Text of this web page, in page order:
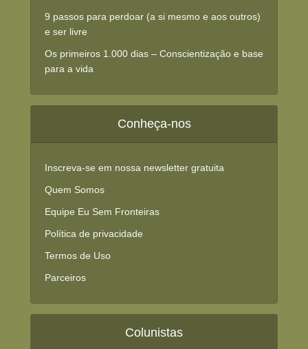
9 passos para perdoar (a si mesmo e aos outros)
e ser livre
Os primeiros 1.000 dias – Conscientização e base
para a vida
Conheça-nos
Inscreva-se em nossa newsletter gratuita
Quem Somos
Equipe Eu Sem Fronteiras
Política de privacidade
Termos de Uso
Parceiros
Colunistas